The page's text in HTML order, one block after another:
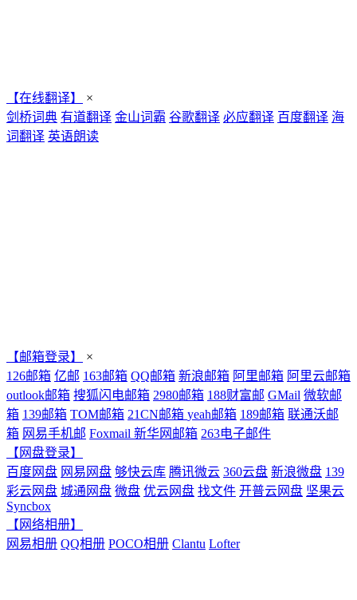
【在线翻译】
×
剑桥词典 有道翻译 金山词霸 谷歌翻译 必应翻译 百度翻译 海
词翻译 英语朗读
【邮箱登录】
×
126邮箱 亿邮 163邮箱 QQ邮箱 新浪邮箱 阿里邮箱 阿里云邮箱
outlook邮箱 搜狐闪电邮箱 2980邮箱 188财富邮 GMail 微软邮
箱 139邮箱 TOM邮箱 21CN邮箱 yeah邮箱 189邮箱 联通沃邮
箱 网易手机邮 Foxmail 新华网邮箱 263电子邮件
【网盘登录】
百度网盘 网易网盘 够快云库 腾讯微云 360云盘 新浪微盘 139
彩云网盘 城通网盘 微盘 优云网盘 找文件 开普云网盘 坚果云
Syncbox
【网络相册】
网易相册 QQ相册 POCO相册 Clantu Lofter